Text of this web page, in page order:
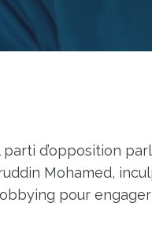
d’opposition
Mohamed,
pour